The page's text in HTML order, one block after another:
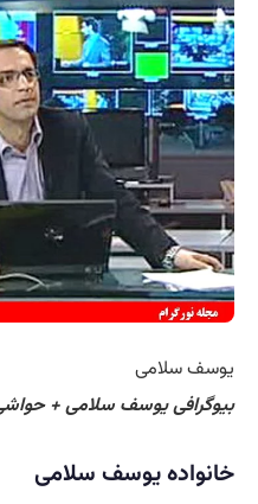
یوسف سلامی
بیوگرافی یوسف سلامی + حواشی
خانواده یوسف سلامی